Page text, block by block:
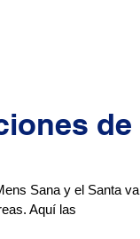
de
Sana y el Santa va
Aquí las